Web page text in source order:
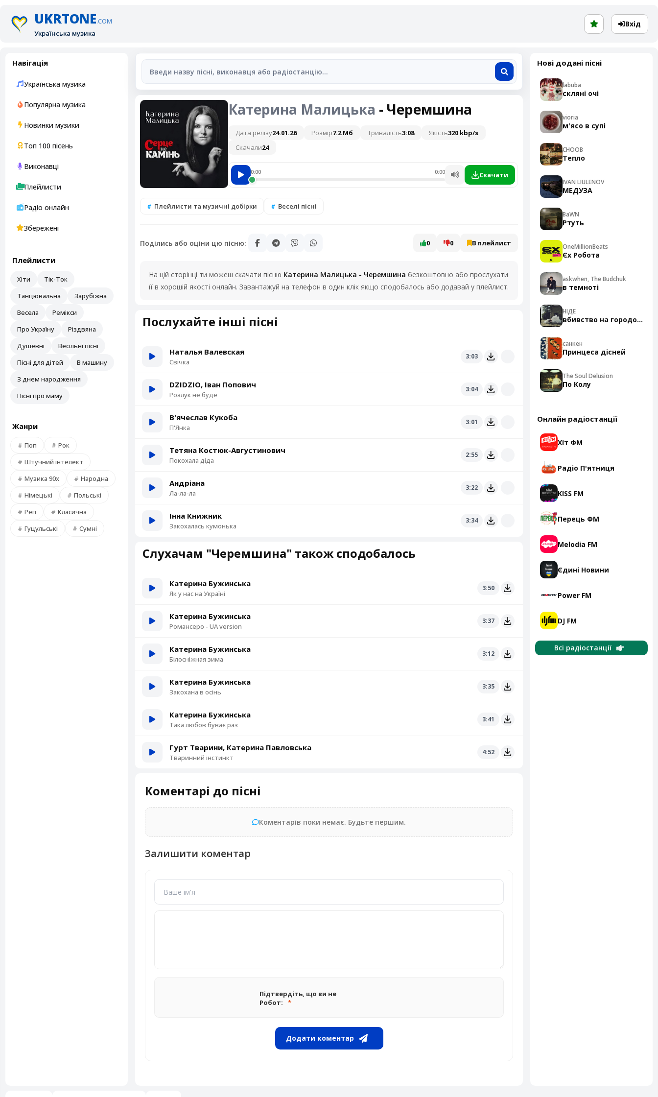
UKRTONE.COM
Українська музика
Вхід
Навігація
Українська музика
Популярна музика
Новинки музики
Топ 100 пісень
Виконавці
Плейлисти
Радіо онлайн
Збережені
Плейлисти
Хіти
Тік-Ток
Танцювальна
Зарубіжна
Весела
Ремікси
Про Україну
Різдвяна
Душевні
Весільні пісні
Пісні для дітей
В машину
З днем народження
Пісні про маму
Жанри
Поп
Рок
Штучний інтелект
Музика 90х
Народна
Німецькі
Польські
Реп
Класична
Гуцульські
Сумні
Катерина Малицька - Черемшина
Дата релізу24.01.26 Розмір7.2 Мб Тривалість3:08 Якість320 kbp/s
Скачали24
0:00 0:00 Скачати
Плейлисти та музичні добірки Веселі пісні
Поділись або оціни цю пісню: 0 0 В плейлист
На цій сторінці ти можеш скачати пісню Катерина Малицька - Черемшина безкоштовно або прослухати
її в хорошій якості онлайн. Завантажуй на телефон в один клік якщо сподобалось або додавай у плейлист.
Послухайте інші пісні
Наталья Валевская
Свiчка
3:03
DZIDZIO, Іван Попович
Розлук не буде
3:04
В'ячеслав Кукоба
П'Янка
3:01
Тетяна Костюк-Августинович
Покохала діда
2:55
Андріана
Ла-ла-ла
3:22
Інна Книжник
Закохалась кумонька
3:34
Слухачам "Черемшина" також сподобалось
Катерина Бужинська
Як у нас на Україні
3:50
Катерина Бужинська
Романсеро - UA version
3:37
Катерина Бужинська
Білосніжная зима
3:12
Катерина Бужинська
Закохана в осінь
3:35
Катерина Бужинська
Така любов буває раз
3:41
Гурт Тварини, Катерина Павловська
Тваринний інстинкт
4:52
Коментарі до пісні
Коментарів поки немає. Будьте першим.
Залишити коментар
Підтвердіть, що ви не
Робот:
Додати коментар
Нові додані пісні
labuba
скляні очі
vioria
м'ясо в супі
CHOOB
Тепло
IVAN LIULENOV
МЕДУЗА
BaWN
Ртуть
OneMillionBeats
Єх Робота
askwhen, The Budchuk
в темноті
НІДЕ
вбивство на городоцькій
санкен
Принцеса дісней
The Soul Delusion
По Колу
Онлайн радіостанції
Хіт ФМ
Радіо П'ятниця
KISS FM
Перець ФМ
Melodia FM
Єдині Новини
Power FM
DJ FM
Всі радіостанції